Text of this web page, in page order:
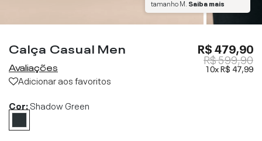
tamanhoM Saiba mais
Calça Casual Men
Avaliações
Adicionar aos favoritos
R$ 479,90
R$ 599,90
10xR$ 47,99
Cor:Shadow Green